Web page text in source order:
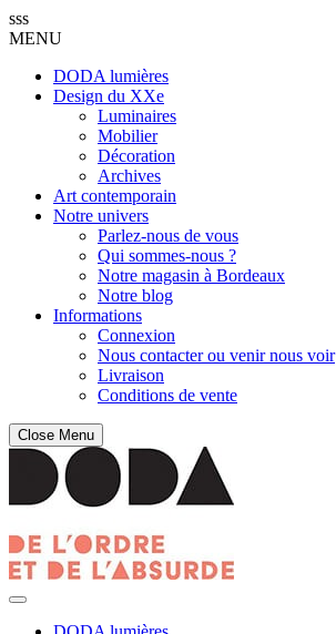
sss
MENU
DODA lumières
Design du XXe
Luminaires
Mobilier
Décoration
Archives
Art contemporain
Notre univers
Parlez-nous de vous
Qui sommes-nous ?
Notre magasin à Bordeaux
Notre blog
Informations
Connexion
Nous contacter ou venir nous voir
Livraison
Conditions de vente
Close Menu